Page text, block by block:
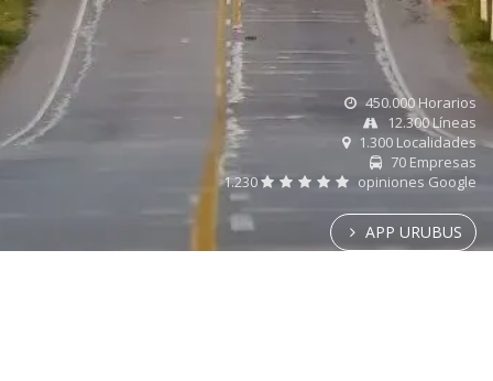
450.000 Horarios
12.300 Líneas
1.300 Localidades
70 Empresas
1.230
opiniones Google
APP URUBUS